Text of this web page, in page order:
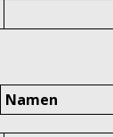
Namen